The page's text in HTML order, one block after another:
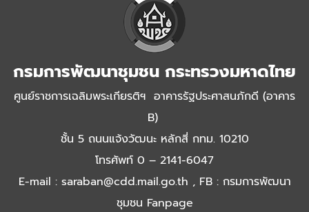
กรมการพัฒนาชุมชน กระทรวงมหาดไทย
ศูนย์ราชการเฉลิมพระเกียรติฯ อาคารรัฐประศาสนภักดี (อาคาร
B)
ชั้น 5 ถนนแจ้งวัฒนะ หลักสี่ กทม. 10210
โทรศัพท์ 0 – 2141-6047
E-mail : saraban@cdd.mail.go.th , FB : กรมการพัฒนา
ชุมชน Fanpage